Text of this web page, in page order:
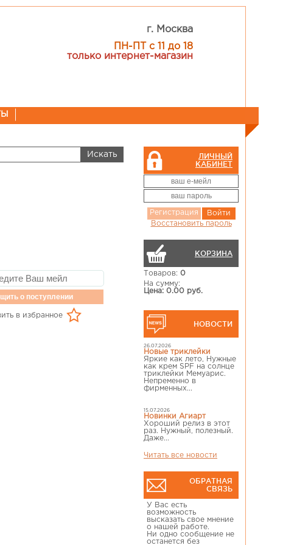
г. Москва
ПН-ПТ с 11 до 18
только интернет-магазин
ЛИЧНЫЙ
КАБИНЕТ
Регистрация
Войти
Восстановить пароль
КОРЗИНА
Товаров: 0
На сумму:
Цена: 0.00 руб.
НОВОСТИ
26.07.2026
Новые триклейки
Яркие как лето, Нужные
как крем SPF на солнце
триклейки Мемуарис.
Непременно в
фирменных...
15.07.2026
Новинки Агиарт
Хороший релиз в этот
раз. Нужный, полезный.
Даже...
Читать все новости
ОБРАТНАЯ
СВЯЗЬ
У Вас есть
возможность
высказать свое мнение
о нашей работе.
Ни одно сообщение не
останется без
о поступлении
в избранное